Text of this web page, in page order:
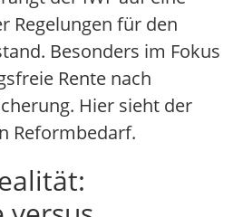
Regelungen für den
Besonders im Fokus
Rente nach
Hier sieht der
Reformbedarf.